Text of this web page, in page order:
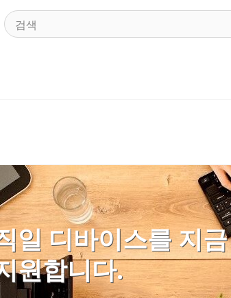
일 디바이스를 지금
원합니다.